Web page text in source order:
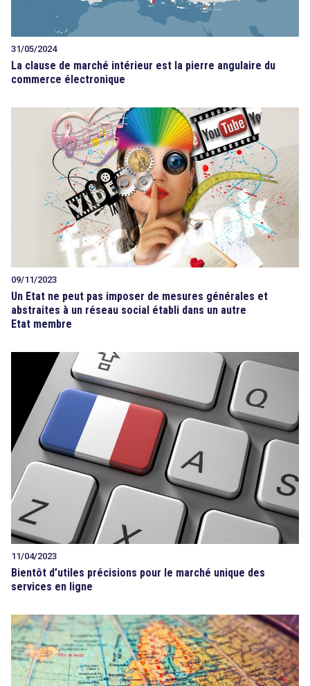
31/05/2024
La clause de marché intérieur est la pierre angulaire du
commerce électronique
09/11/2023
Un Etat ne peut pas imposer de mesures générales et
abstraites à un réseau social établi dans un autre
Etat membre
11/04/2023
Bientôt d’utiles précisions pour le marché unique des
services en ligne